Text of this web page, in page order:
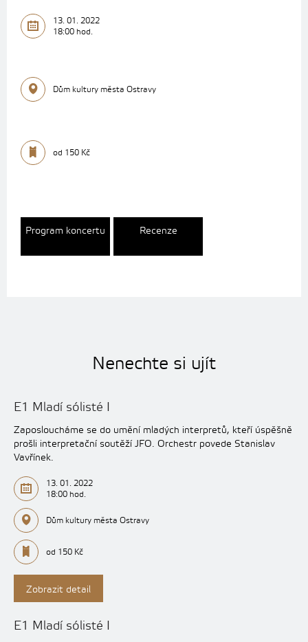
13. 01. 2022
18:00 hod.
Dům kultury města Ostravy
od 150 Kč
Program koncertu Recenze
Nenechte si ujít
E1 Mladí sólisté I
Zaposloucháme se do umění mladých interpretů, kteří úspěšně
prošli interpretační soutěží JFO. Orchestr povede Stanislav
Vavřínek.
13. 01. 2022
18:00 hod.
Dům kultury města Ostravy
od 150 Kč
Zobrazit detail
E1 Mladí sólisté I